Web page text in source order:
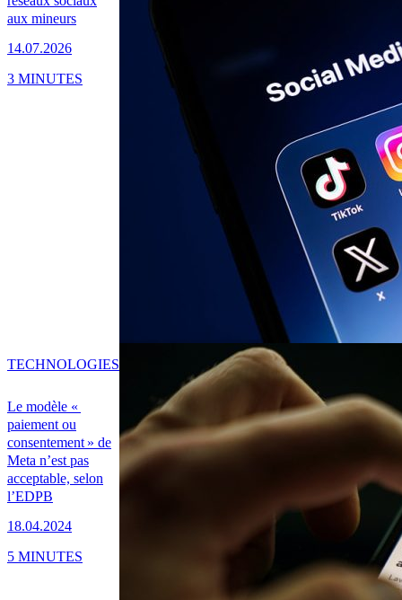
aux mineurs
14.07.2026
3 MINUTES
Le modèle «
paiement ou
consentement » de
Meta n’est pas
acceptable, selon
l’EDPB
18.04.2024
TECHNOLOGIES
5 MINUTES